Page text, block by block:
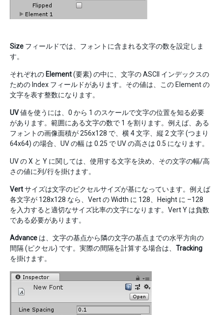
Size フィールドでは、フォントに含まれる文字の数を設定しま
す。
それぞれの Element(要素) の中に、文字の ASCII インデックスの
ための Index フィールドがあります。その値は、この Element の
文字を表す整数になります。
UV値を使うには、0 から 1 のスケールで文字の位置を知る必要
があります。範囲にある文字の数で 1 を割ります。例えば、ある
フォントの画像面積が 256x128 で、横 4 文字、縦 2 文字 (つまり
64x64) の場合、UV の幅 は 0.25 で UV の高さは 0.5 になります。
UV の X と Y に関しては、使用する文字を決め、その文字の幅/高
さの値に列/行を掛けます。
Vertサイズは文字のピクセルサイズが基になっています。例えば
各文字が 128x128 なら、Vert の Width に 128、Height に –128
を入力すると適切なサイズ比率の文字になります。Vert Y は負数
である必要があります。
Advance は、文字の基点から隣の文字の基点までの水平方向の
間隔 (ピクセル) です。実際の間隔を計算する場合は、 Tracking
を掛けます。